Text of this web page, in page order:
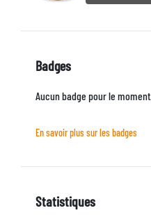
Badges
Aucun badge pour le moment.
En savoir plus sur les badges
Statistiques